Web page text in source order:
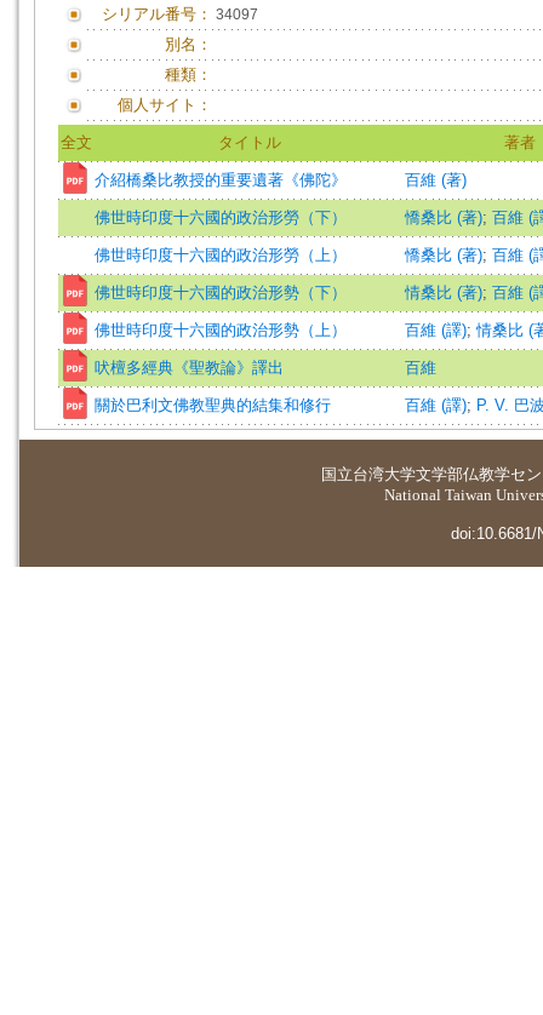
シリアル番号： 34097
別名：
種類：
個人サイト：
全文 タイトル 著者
介紹橋桑比教授的重要遺著《佛陀》 百維 (著)
佛世時印度十六國的政治形勞（下） 憍桑比 (著); 百維 (
佛世時印度十六國的政治形勞（上） 憍桑比 (著); 百維 (
佛世時印度十六國的政治形勢（下） 情桑比 (著); 百維 (
佛世時印度十六國的政治形勢（上） 百維 (譯);情桑比 (
吠檀多經典《聖教論》譯出 百維
關於巴利文佛教聖典的結集和修行 百維 (譯); P. V. 巴
国立台湾大学文学部仏教学セ
National Taiwan
doi:10.6681/